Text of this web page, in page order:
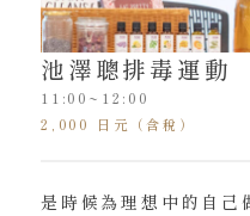
池澤聰排毒運動
11:00~12:00
2,000 日元（含稅）
是時候為理想中的自己